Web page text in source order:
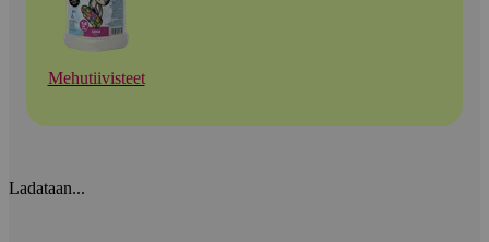
Mehutiivisteet
Ladataan...